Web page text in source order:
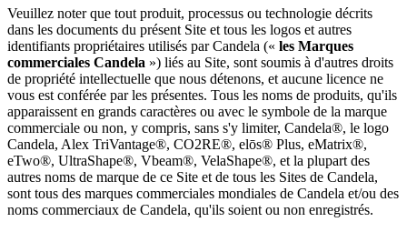
Veuillez noter que tout produit, processus ou technologie décrits
dans les documents du présent Site et tous les logos et autres
identifiants propriétaires utilisés par Candela (« les Marques
commerciales Candela ») liés au Site, sont soumis à d'autres droits
de propriété intellectuelle que nous détenons, et aucune licence ne
vous est conférée par les présentes. Tous les noms de produits, qu'ils
apparaissent en grands caractères ou avec le symbole de la marque
commerciale ou non, y compris, sans s'y limiter, Candela®, le logo
Candela, Alex TriVantage®, CO2RE®, elōs® Plus, eMatrix®,
eTwo®, UltraShape®, Vbeam®, VelaShape®, et la plupart des
autres noms de marque de ce Site et de tous les Sites de Candela,
sont tous des marques commerciales mondiales de Candela et/ou des
noms commerciaux de Candela, qu'ils soient ou non enregistrés.